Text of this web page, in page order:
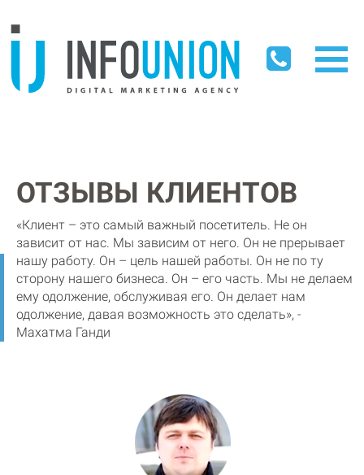
ОТЗЫВЫ КЛИЕНТОВ
«Клиент – это самый важный посетитель. Не он
зависит от нас. Мы зависим от него. Он не прерывает
нашу работу. Он – цель нашей работы. Он не по ту
сторону нашего бизнеса. Он – его часть. Мы не делаем
ему одолжение, обслуживая его. Он делает нам
одолжение, давая возможность это сделать», -
Махатма Ганди